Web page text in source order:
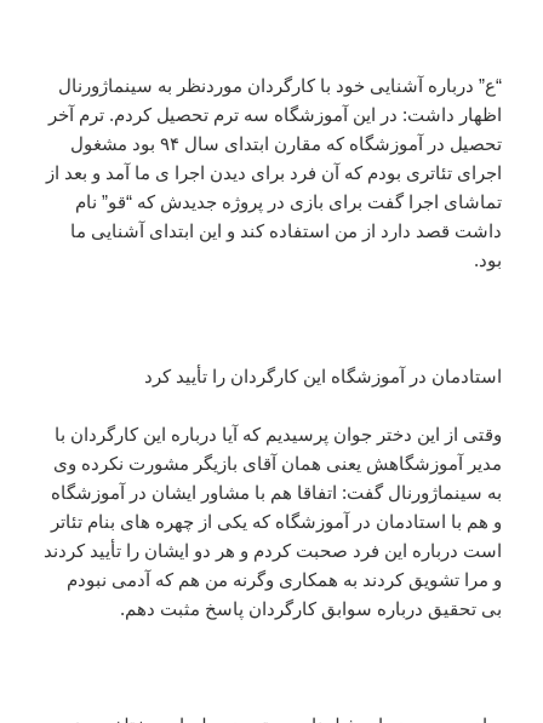
“ع” درباره آشنایی خود با کارگردان موردنظر به سینماژورنال
اظهار داشت: در این آموزشگاه سه ترم تحصیل کردم. ترم آخر
تحصیل در آموزشگاه که مقارن ابتدای سال ۹۴ بود مشغول
اجرای تئاتری بودم که آن فرد برای دیدن اجرا ی ما آمد و بعد از
تماشای اجرا گفت برای بازی در پروژه جدیدش که “قو” نام
داشت قصد دارد از من استفاده کند و این ابتدای آشنایی ما
بود.
استادمان در آموزشگاه این کارگردان را تأیید کرد
وقتی از این دختر جوان پرسیدیم که آیا درباره این کارگردان با
مدیر آموزشگاهش یعنی همان آقای بازیگر مشورت نکرده وی
به سینماژورنال گفت: اتفاقا هم با مشاور ایشان در آموزشگاه
و هم با استادمان در آموزشگاه که یکی از چهره های بنام تئاتر
است درباره این فرد صحبت کردم و هر دو ایشان را تأیید کردند
و مرا تشویق کردند به همکاری وگرنه من هم که آدمی نبودم
بی تحقیق درباره سوابق کارگردان پاسخ مثبت دهم.